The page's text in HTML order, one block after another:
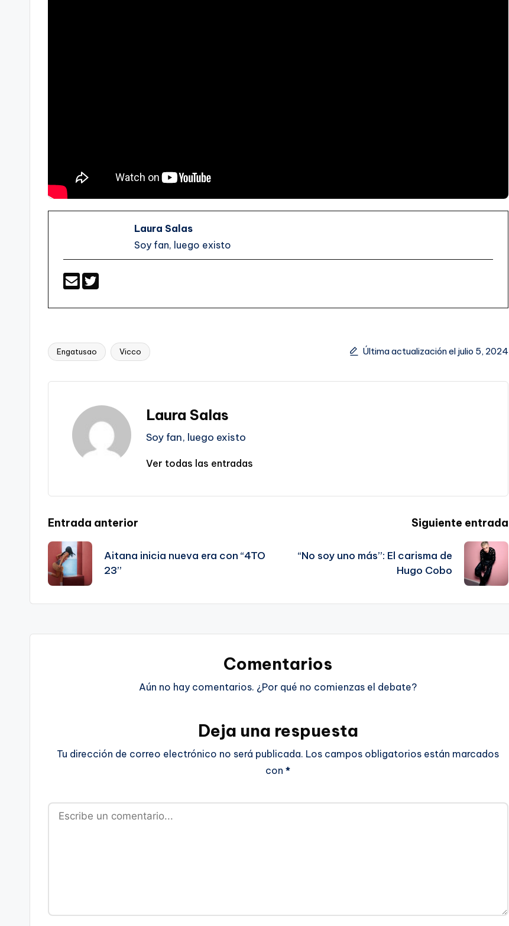
Laura Salas
Soy fan, luego existo
Etiquetas:
Engatusao Vicco Última actualización el julio 5, 2024
Laura Salas
Soy fan, luego existo
Ver todas las entradas
Navegación
de
entradas
Entrada anterior
Aitana inicia nueva era con “4TO
23”
Siguiente entrada
“No soy uno más”: El carisma de
Hugo Cobo
Comentarios
Aún no hay comentarios. ¿Por qué no comienzas el debate?
Deja una respuesta
Tu dirección de correo electrónico no será publicada. Los campos obligatorios están marcados
con*